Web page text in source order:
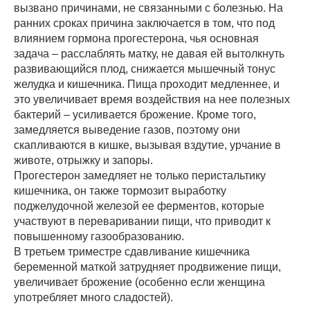
вызвано причинами, не связанными с болезнью. На
ранних сроках причина заключается в том, что под
влиянием гормона прогестерона, чья основная
задача – расслаблять матку, не давая ей вытолкнуть
развивающийся плод, снижается мышечный тонус
желудка и кишечника. Пища проходит медленнее, и
это увеличивает время воздействия на нее полезных
бактерий – усиливается брожение. Кроме того,
замедляется выведение газов, поэтому они
скапливаются в кишке, вызывая вздутие, урчание в
животе, отрыжку и запоры.
Прогестерон замедляет не только перистальтику
кишечника, он также тормозит выработку
поджелудочной железой ее ферментов, которые
участвуют в переваривании пищи, что приводит к
повышенному газообразованию.
В третьем триместре сдавливание кишечника
беременной маткой затрудняет продвижение пищи,
увеличивает брожение (особенно если женщина
употребляет много сладостей).